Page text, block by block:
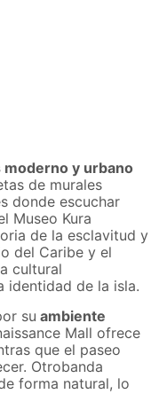
moderno y urbano
de murales
donde escuchar
Museo Kura
de la esclavitud y
del Caribe y el
cultural
identidad de la isla.
su ambiente
Mall ofrece
que el paseo
Otrobanda
forma natural, lo